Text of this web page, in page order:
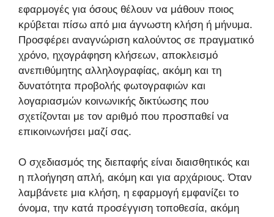
εφαρμογές για όσους θέλουν να μάθουν ποιος
κρύβεται πίσω από μια άγνωστη κλήση ή μήνυμα.
Προσφέρει αναγνώριση καλούντος σε πραγματικό
χρόνο, ηχογράφηση κλήσεων, αποκλεισμό
ανεπιθύμητης αλληλογραφίας, ακόμη και τη
δυνατότητα προβολής φωτογραφιών και
λογαριασμών κοινωνικής δικτύωσης που
σχετίζονται με τον αριθμό που προσπαθεί να
επικοινωνήσει μαζί σας.
Ο σχεδιασμός της διεπαφής είναι διαισθητικός και
η πλοήγηση απλή, ακόμη και για αρχάριους. Όταν
λαμβάνετε μια κλήση, η εφαρμογή εμφανίζει το
όνομα, την κατά προσέγγιση τοποθεσία, ακόμη